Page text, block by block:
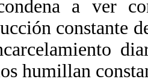
a ver
constante
humillan